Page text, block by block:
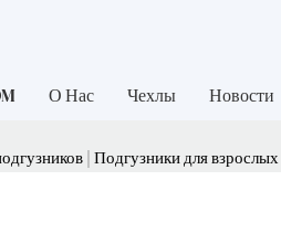
О Нас Чехлы Новости
| Подгузники для